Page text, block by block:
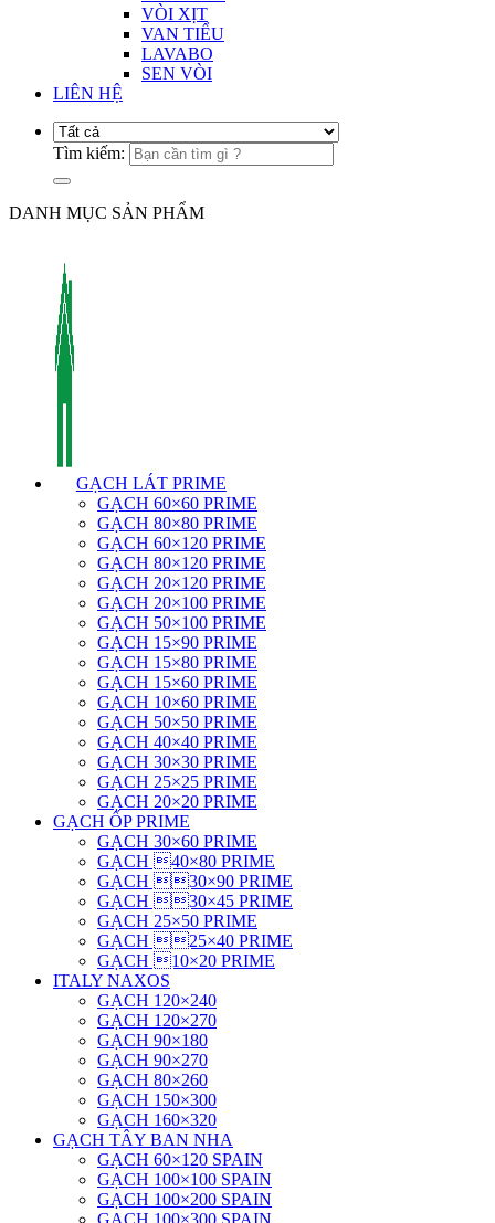
VÒI XỊT
VAN TIỂU
LAVABO
SEN VÒI
LIÊN HỆ
Tìm kiếm:
DANH MỤC SẢN PHẨM
GẠCH LÁT PRIME
GẠCH 60×60 PRIME
GẠCH 80×80 PRIME
GẠCH 60×120 PRIME
GẠCH 80×120 PRIME
GẠCH 20×120 PRIME
GẠCH 20×100 PRIME
GẠCH 50×100 PRIME
GẠCH 15×90 PRIME
GẠCH 15×80 PRIME
GẠCH 15×60 PRIME
GẠCH 10×60 PRIME
GẠCH 50×50 PRIME
GẠCH 40×40 PRIME
GẠCH 30×30 PRIME
GẠCH 25×25 PRIME
GẠCH 20×20 PRIME
GẠCH ỐP PRIME
GẠCH 30×60 PRIME
GẠCH 40×80 PRIME
GẠCH 30×90 PRIME
GẠCH 30×45 PRIME
GẠCH 25×50 PRIME
GẠCH 25×40 PRIME
GẠCH 10×20 PRIME
ITALY NAXOS
GẠCH 120×240
GẠCH 120×270
GẠCH 90×180
GẠCH 90×270
GẠCH 80×260
GẠCH 150×300
GẠCH 160×320
GẠCH TÂY BAN NHA
GẠCH 60×120 SPAIN
GẠCH 100×100 SPAIN
GẠCH 100×200 SPAIN
GẠCH 100×300 SPAIN